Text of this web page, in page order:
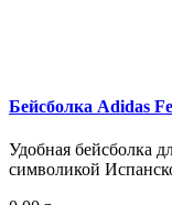
Бейсболка Adidas
Удобная бейсболка
символикой